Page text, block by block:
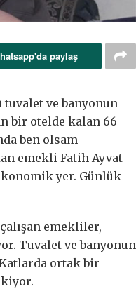
paylaş
ve banyonun
bir otelde kalan 66
ben olsam
emekli Fatih Ayvat
yer. Günlük
emekliler,
Tuvalet ve banyonun
ortak bir